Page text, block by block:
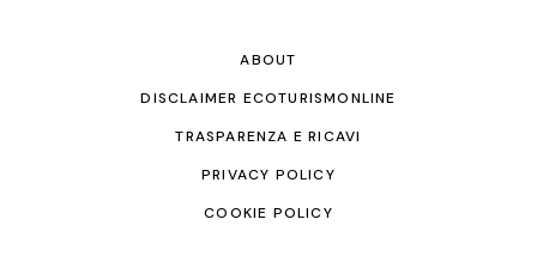
ABOUT
DISCLAIMER ECOTURISMONLINE
TRASPARENZA E RICAVI
PRIVACY POLICY
COOKIE POLICY